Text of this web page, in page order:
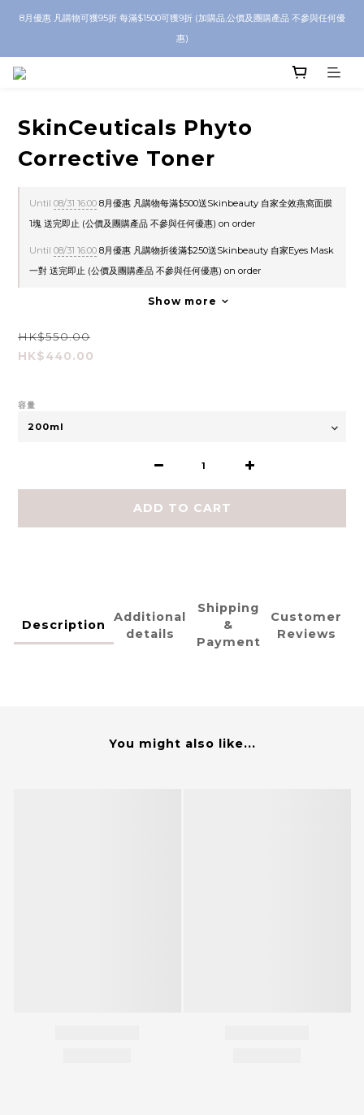
8月優惠 凡購物折後滿$250送Skinbeauty 自家Eyes Mask一對 每滿$500送
Skinbeauty 自家全效燕窩面膜 1塊 送完即止 (公價及團購產品 不參與任何優惠)
8月優惠 凡購物可獲95折 每滿$1500可獲9折 (加購品,公價及團購產品 不參與任何優
惠)
8月優惠 凡購物折後滿$250送Skinbeauty 自家Eyes Mask一對 每滿$500送
Skinbeauty 自家全效燕窩面膜 1塊 送完即止 (公價及團購產品 不參與任何優惠)
SkinCeuticals Phyto
Corrective Toner
Until 08/31 16:00 8月優惠 凡購物每滿$500送Skinbeauty 自家全效燕窩面膜
1塊 送完即止 (公價及團購產品 不參與任何優惠) on order
Until 08/31 16:00 8月優惠 凡購物折後滿$250送Skinbeauty 自家Eyes Mask
一對 送完即止 (公價及團購產品 不參與任何優惠) on order
Show more
HK$550.00
HK$440.00
容量
ADD TO CART
Description
Additional
details
Shipping
&
Payment
Customer
Reviews
You might also like...